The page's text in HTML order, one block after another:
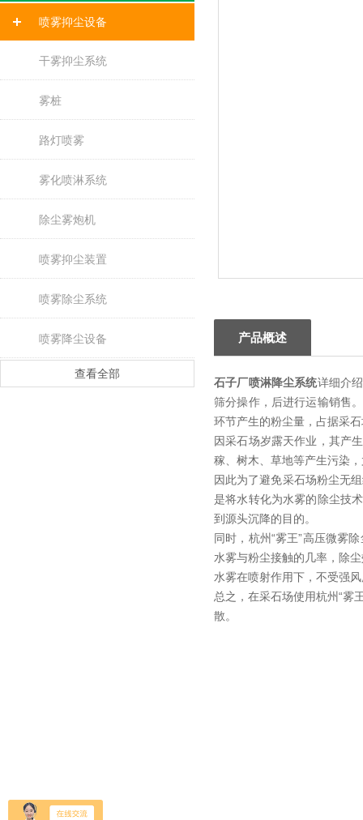
喷雾抑尘设备
干雾抑尘系统
雾桩
路灯喷雾
雾化喷淋系统
除尘雾炮机
喷雾抑尘装置
喷雾除尘系统
喷雾降尘设备
查看全部
产品概述
石子厂喷淋降尘系统详细介
筛分操作，后进行运输销售
环节产生的粉尘量，占据采
因采石场岁露天作业，其产
稼、树木、草地等产生污染
因此为了避免采石场粉尘无
是将水转化为水雾的除尘技
到源头沉降的目的。
同时，杭州“雾王”高压微雾
水雾与粉尘接触的几率，除
水雾在喷射作用下，不受强
总之，在采石场使用杭州“雾
散。